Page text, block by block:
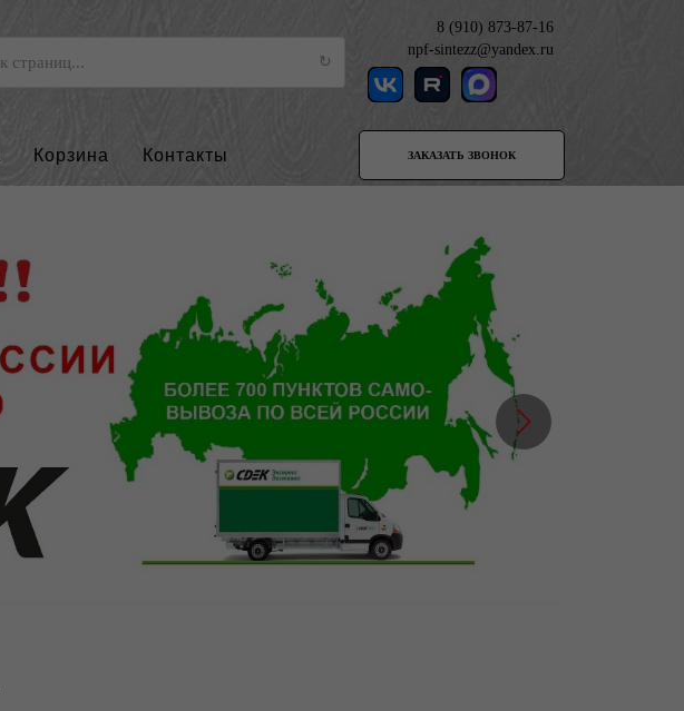
8 (910) 873-87-16
npf-sintezz@yandex.ru
Корзина Контакты ЗАКАЗАТЬ ЗВОНОК